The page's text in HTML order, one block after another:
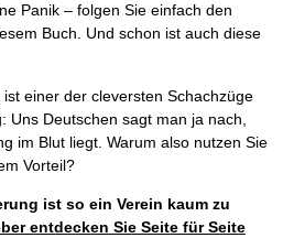
Panik – folgen Sie einfach den
Buch. Und schon ist auch diese
einer der cleversten Schachzüge
Uns Deutschen sagt man ja nach,
im Blut liegt. Warum also nutzen Sie
Vorteil?
ist so ein Verein kaum zu
entdecken Sie Seite für Seite